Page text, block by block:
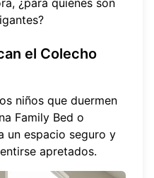
¿para quiénes son
el Colecho
niños que duermen
Family Bed o
un espacio seguro y
apretados.